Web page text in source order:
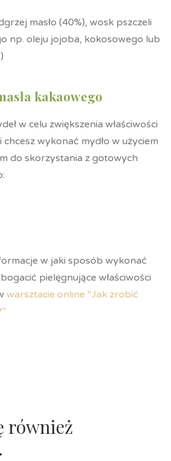
masło (40%), wosk pszczeli
np. oleju jojoba, kokosowego lub
kakaowego
w celu zwiększenia właściwości
chcesz wykonać mydło w użyciem
do skorzystania z gotowych
w jaki sposób wykonać
pielęgnujące właściwości
warsztacie online “Jak zrobić
również